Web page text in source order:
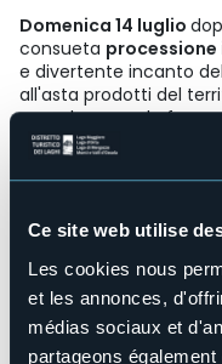
Ce site web utilise
Les cookies nous
et les annonces,
médias sociaux et
partageons
Domenica 14 luglio
consueta processione
e divertente incanto
all'asta prodotti del
mancheranno le
per l'occasione
e cotti nel forno
festa.
dellibro “Egro, piccolo
mani dagli storici locali
insieme agli abitanti di
borgo, vicende
secolo XVI a oggi. A
Giancarlo Andenna,